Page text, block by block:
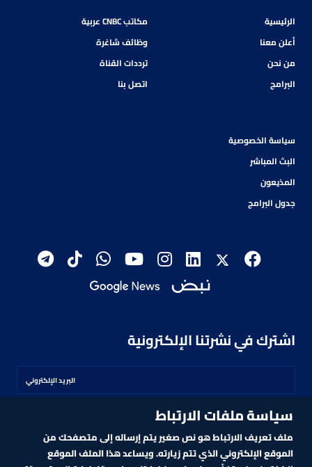
الرئيسية
أعلن معنا
من نحن
البرامج
مكاتب CNBC عربية
وظائف شاغرة
ترددات القناة
اتصل بنا
سياسة الخصوصية
البث المباشر
المذيعون
جدول البرامج
اشترك في نشرتنا الإلكترونية
اشترك
سياسة ملفات الارتباط
ملف تعريف الارتباط هو نص صغير يتم إرساله إلى متصفحك من
الموقع الإلكتروني الذي تتم زيارته. ويساعد هذا الملف الموقع